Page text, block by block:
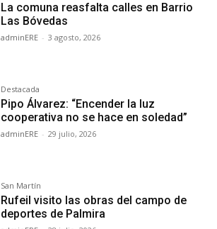
La comuna reasfalta calles en Barrio
Las Bóvedas
adminERE - 3 agosto, 2026
Destacada
Pipo Álvarez: “Encender la luz
cooperativa no se hace en soledad”
adminERE - 29 julio, 2026
San Martín
Rufeil visito las obras del campo de
deportes de Palmira